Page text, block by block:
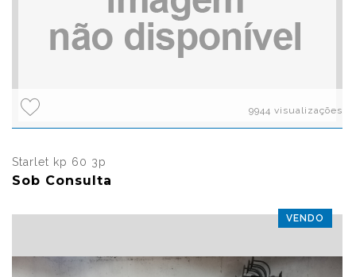
9944 visualizações
Starlet kp 60 3p
Sob Consulta
VENDO